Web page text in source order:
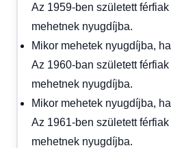
Az 1959-ben született
mehetnek nyugdíjba.
Mikor mehetek nyugdíjba, ha
Az 1960-ban született
mehetnek nyugdíjba.
Mikor mehetek nyugdíjba, ha
Az 1961-ben született
mehetnek nyugdíjba.